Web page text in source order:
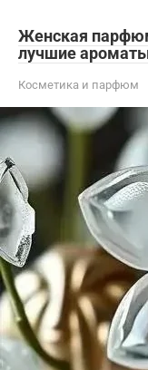
Женская
лучшие
Косметика и парфюм